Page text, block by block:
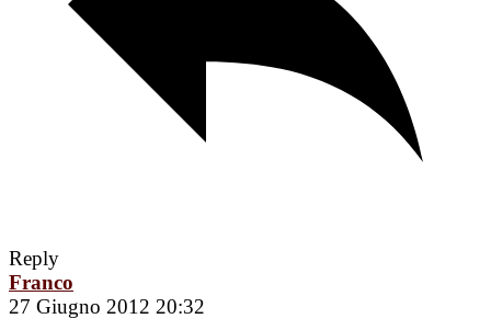
Reply
Franco
27 Giugno 2012 20:32